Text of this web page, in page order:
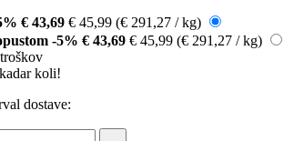
€ 43,69 € 45,99 (€ 291,27 / kg)
-5% € 43,69 € 45,99 (€ 291,27 / kg)
koli!
dostave: